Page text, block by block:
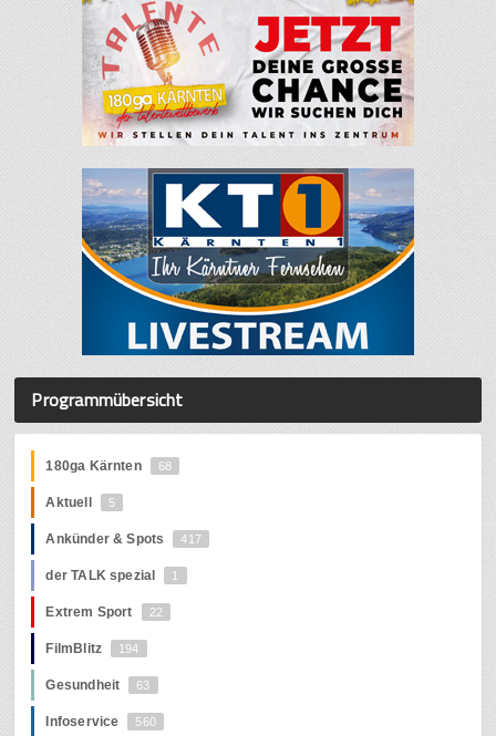
Programmübersicht
180ga Kärnten 68
Aktuell 5
Ankünder & Spots 417
der TALK spezial 1
Extrem Sport 22
FilmBlitz 194
Gesundheit 63
Infoservice 560